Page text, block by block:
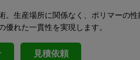
。生産場所に関係なく、ポリマーの性
優れた一貫性を実現します。
見積依頼